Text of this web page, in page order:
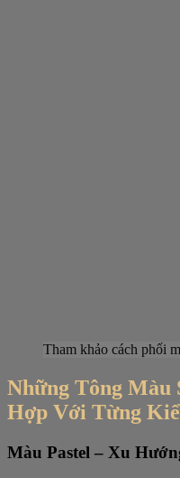
Tham khảo cách phối
Những Tông Màu
Hợp Với Từng
Màu Pastel – Xu